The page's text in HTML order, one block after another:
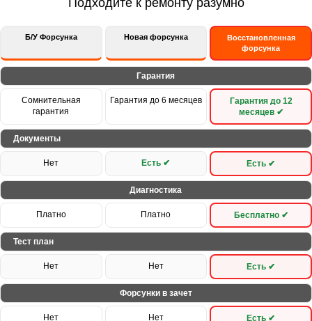
Б/У Форсунка Новая форсунка
Восстановленная
форсунка
Гарантия
Сомнительная
гарантия
Гарантия до 6 месяцев
Гарантия до 12
месяцев ✔
Документы
Нет Есть ✔ Есть ✔
Диагностика
Платно Платно Бесплатно ✔
Тест план
Нет Нет Есть ✔
Форсунки в зачет
Нет Нет Есть ✔